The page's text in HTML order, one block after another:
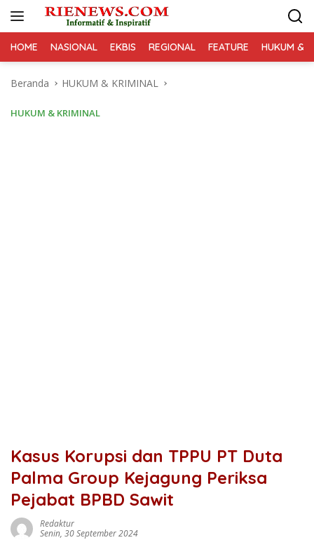
HOME NASIONAL EKBIS REGIONAL FEATURE HUKUM &
Beranda HUKUM & KRIMINAL
HUKUM & KRIMINAL
Kasus Korupsi dan TPPU PT Duta
Palma Group Kejagung Periksa
Pejabat BPBD Sawit
Redaktur
Senin, 30 September 2024